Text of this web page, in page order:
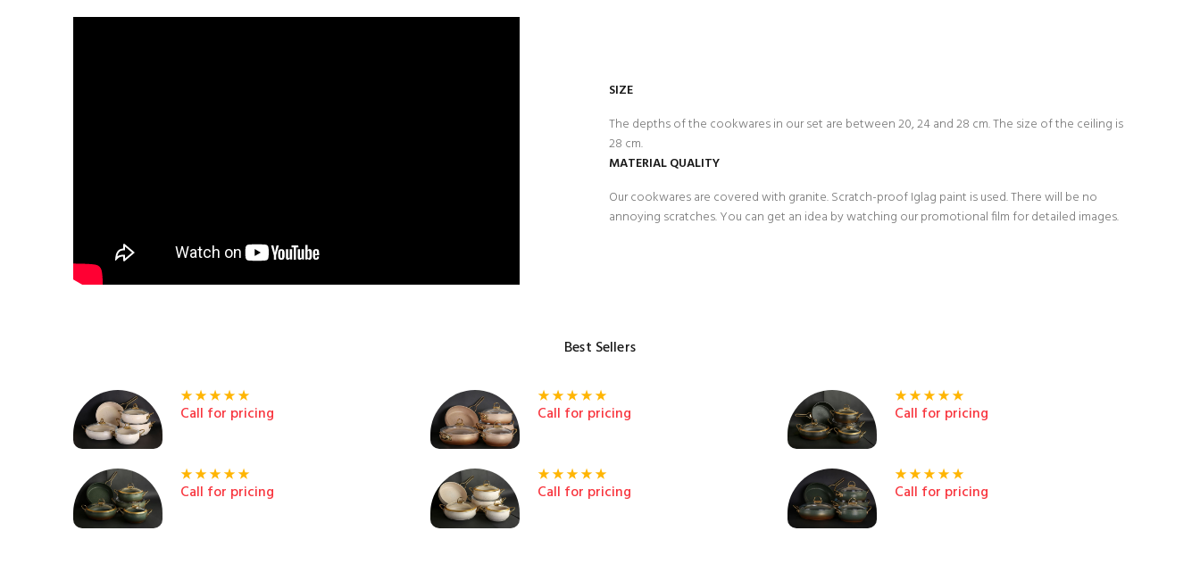
SIZE
The depths of the cookwares in our set are between 20, 24 and 28 cm. The size of the ceiling is
28 cm.
MATERIAL QUALITY
Our cookwares are covered with granite. Scratch-proof Iglag paint is used. There will be no
annoying scratches. You can get an idea by watching our promotional film for detailed images.
Best Sellers
Call for pricing Call for pricing Call for pricing
Call for pricing Call for pricing Call for pricing